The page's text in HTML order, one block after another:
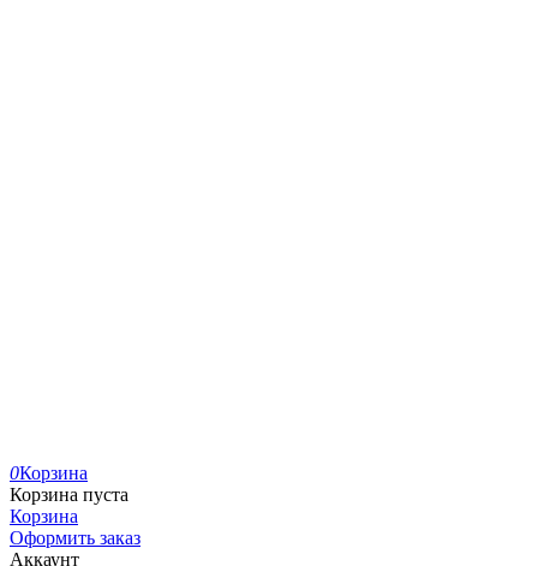
0Корзина
Корзина пуста
Корзина
Оформить заказ
Аккаунт